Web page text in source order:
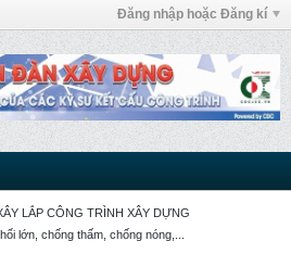
Đăng nhập hoặc Đăng kí
LẮP CÔNG TRÌNH XÂY DỰNG
lớn, chống thấm, chống nóng,...